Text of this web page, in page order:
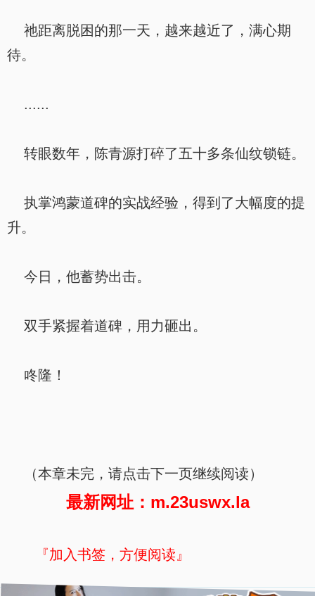
祂距离脱困的那一天，越来越近了，满心期
待。
......
转眼数年，陈青源打碎了五十多条仙纹锁链。
执掌鸿蒙道碑的实战经验，得到了大幅度的提
升。
今日，他蓄势出击。
双手紧握着道碑，用力砸出。
咚隆！
（本章未完，请点击下一页继续阅读）
最新网址：m.23uswx.la
『加入书签，方便阅读』